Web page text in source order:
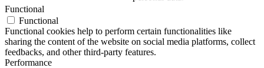
Functional
Functional
Functional cookies help to perform certain functionalities like
sharing the content of the website on social media platforms, collect
feedbacks, and other third-party features.
Performance